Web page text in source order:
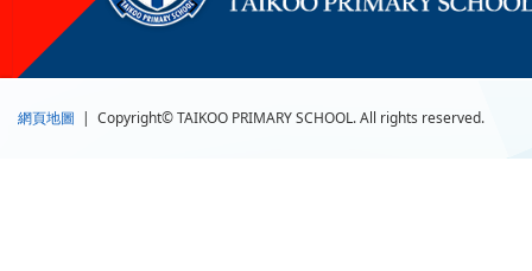
網頁地圖 | Copyright© TAIKOO PRIMARY SCHOOL. All rights reserved.